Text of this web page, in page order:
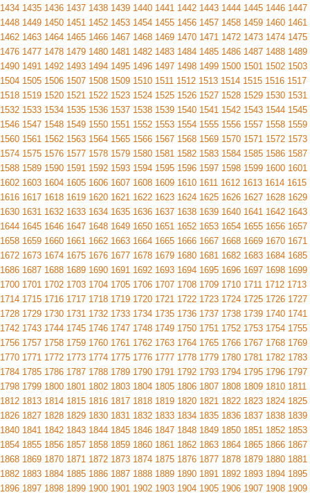
1434 1435 1436 1437 1438 1439 1440 1441 1442 1443 1444 1445 1446 1447
1448 1449 1450 1451 1452 1453 1454 1455 1456 1457 1458 1459 1460 1461
1462 1463 1464 1465 1466 1467 1468 1469 1470 1471 1472 1473 1474 1475
1476 1477 1478 1479 1480 1481 1482 1483 1484 1485 1486 1487 1488 1489
1490 1491 1492 1493 1494 1495 1496 1497 1498 1499 1500 1501 1502 1503
1504 1505 1506 1507 1508 1509 1510 1511 1512 1513 1514 1515 1516 1517
1518 1519 1520 1521 1522 1523 1524 1525 1526 1527 1528 1529 1530 1531
1532 1533 1534 1535 1536 1537 1538 1539 1540 1541 1542 1543 1544 1545
1546 1547 1548 1549 1550 1551 1552 1553 1554 1555 1556 1557 1558 1559
1560 1561 1562 1563 1564 1565 1566 1567 1568 1569 1570 1571 1572 1573
1574 1575 1576 1577 1578 1579 1580 1581 1582 1583 1584 1585 1586 1587
1588 1589 1590 1591 1592 1593 1594 1595 1596 1597 1598 1599 1600 1601
1602 1603 1604 1605 1606 1607 1608 1609 1610 1611 1612 1613 1614 1615
1616 1617 1618 1619 1620 1621 1622 1623 1624 1625 1626 1627 1628 1629
1630 1631 1632 1633 1634 1635 1636 1637 1638 1639 1640 1641 1642 1643
1644 1645 1646 1647 1648 1649 1650 1651 1652 1653 1654 1655 1656 1657
1658 1659 1660 1661 1662 1663 1664 1665 1666 1667 1668 1669 1670 1671
1672 1673 1674 1675 1676 1677 1678 1679 1680 1681 1682 1683 1684 1685
1686 1687 1688 1689 1690 1691 1692 1693 1694 1695 1696 1697 1698 1699
1700 1701 1702 1703 1704 1705 1706 1707 1708 1709 1710 1711 1712 1713
1714 1715 1716 1717 1718 1719 1720 1721 1722 1723 1724 1725 1726 1727
1728 1729 1730 1731 1732 1733 1734 1735 1736 1737 1738 1739 1740 1741
1742 1743 1744 1745 1746 1747 1748 1749 1750 1751 1752 1753 1754 1755
1756 1757 1758 1759 1760 1761 1762 1763 1764 1765 1766 1767 1768 1769
1770 1771 1772 1773 1774 1775 1776 1777 1778 1779 1780 1781 1782 1783
1784 1785 1786 1787 1788 1789 1790 1791 1792 1793 1794 1795 1796 1797
1798 1799 1800 1801 1802 1803 1804 1805 1806 1807 1808 1809 1810 1811
1812 1813 1814 1815 1816 1817 1818 1819 1820 1821 1822 1823 1824 1825
1826 1827 1828 1829 1830 1831 1832 1833 1834 1835 1836 1837 1838 1839
1840 1841 1842 1843 1844 1845 1846 1847 1848 1849 1850 1851 1852 1853
1854 1855 1856 1857 1858 1859 1860 1861 1862 1863 1864 1865 1866 1867
1868 1869 1870 1871 1872 1873 1874 1875 1876 1877 1878 1879 1880 1881
1882 1883 1884 1885 1886 1887 1888 1889 1890 1891 1892 1893 1894 1895
1896 1897 1898 1899 1900 1901 1902 1903 1904 1905 1906 1907 1908 1909